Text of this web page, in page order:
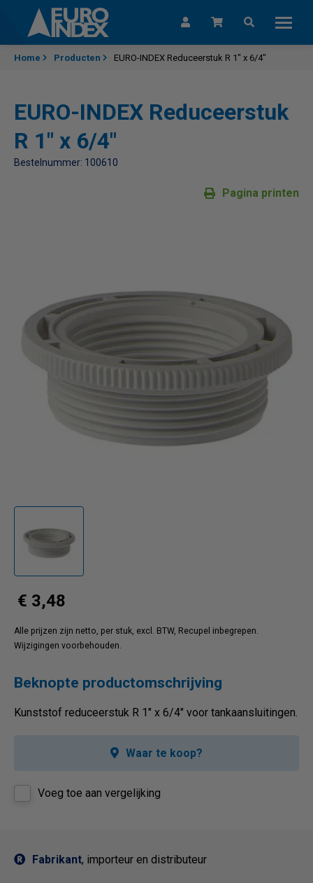
Skip to content
Home Producten EURO-INDEX Reduceerstuk R 1" x 6/4"
EURO-INDEX Reduceerstuk
R 1" x 6/4"
Bestelnummer: 100610
Pagina printen
€ 3,48
Alle prijzen zijn netto, per stuk, excl. BTW, Recupel inbegrepen.
Wijzigingen voorbehouden.
Beknopte productomschrijving
Kunststof reduceerstuk R 1" x 6/4" voor tankaansluitingen.
Waar te koop?
Voeg toe aan vergelijking
Fabrikant, importeur en distributeur